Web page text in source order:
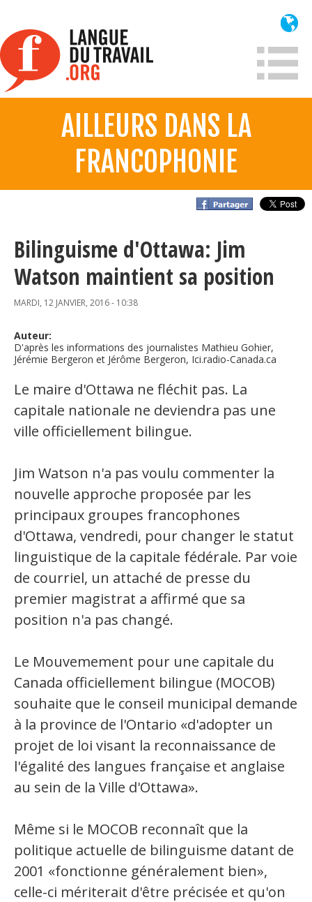
contenu
principal
Qui sommes-nous?
Historique
Information
Lois et jurisprudence
Organismes de la langue française
Organismes de la langue française
Publications
Francophonie internationale
Vidéos
Revue de presse
Langue du travail
Francisation de l'Administration
Recueil de bonnes pratiques
Hébergement et restauration
Plastiques et composites
Télécommunications
Aéronautique
Métallurgie
Terminologie
Ressources terminologiques
AILLEURS DANS LA
FRANCOPHONIE
Bilinguisme d'Ottawa: Jim
Watson maintient sa position
MARDI, 12 JANVIER, 2016 - 10:38
Auteur:
D'après les informations des journalistes Mathieu Gohier,
Jérémie Bergeron et Jérôme Bergeron, Ici.radio-Canada.ca
Le maire d'Ottawa ne fléchit pas. La
capitale nationale ne deviendra pas une
ville officiellement bilingue.
Jim Watson n'a pas voulu commenter la
nouvelle approche proposée par les
principaux groupes francophones
d'Ottawa, vendredi, pour changer le statut
linguistique de la capitale fédérale. Par voie
de courriel, un attaché de presse du
premier magistrat a affirmé que sa
position n'a pas changé.
Le Mouvemement pour une capitale du
Canada officiellement bilingue (MOCOB)
souhaite que le conseil municipal demande
à la province de l'Ontario «d'adopter un
projet de loi visant la reconnaissance de
l'égalité des langues française et anglaise
au sein de la Ville d'Ottawa».
Même si le MOCOB reconnaît que la
politique actuelle de bilinguisme datant de
2001 «fonctionne généralement bien»,
celle-ci mériterait d'être précisée et qu'on